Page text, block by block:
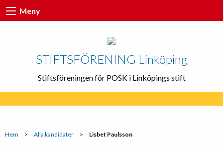
Meny
STIFTSFÖRENING Linköping
Stiftsföreningen för POSK i Linköpings stift
Hem > Alla kandidater > Lisbet Paulsson